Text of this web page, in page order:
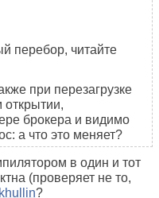
перебор, читайте
при перезагрузке
открытии,
брокера и видимо
а что это меняет?
в один и тот
(проверяет не то,
?